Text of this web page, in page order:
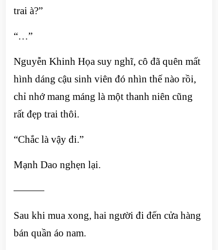
trai à?”
“…”
Nguyễn Khinh Họa suy nghĩ, cô đã quên mất
hình dáng cậu sinh viên đó nhìn thế nào rồi,
chỉ nhớ mang máng là một thanh niên cũng
rất đẹp trai thôi.
“Chắc là vậy đi.”
Mạnh Dao nghẹn lại.
———
Sau khi mua xong, hai người đi đến cửa hàng
bán quần áo nam.